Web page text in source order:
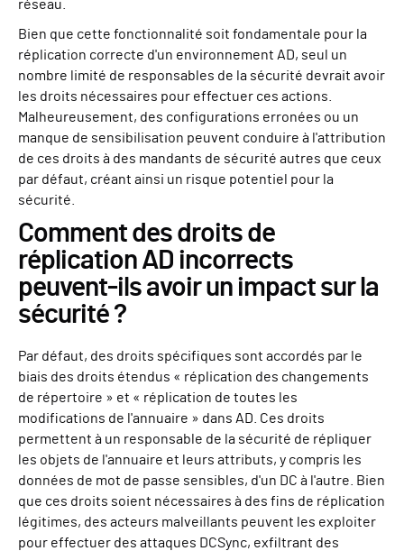
réseau.
Bien que cette fonctionnalité soit fondamentale pour la
réplication correcte d'un environnement AD, seul un
nombre limité de responsables de la sécurité devrait avoir
les droits nécessaires pour effectuer ces actions.
Malheureusement, des configurations erronées ou un
manque de sensibilisation peuvent conduire à l'attribution
de ces droits à des mandants de sécurité autres que ceux
par défaut, créant ainsi un risque potentiel pour la
sécurité.
Comment des droits de
réplication AD incorrects
peuvent-ils avoir un impact sur la
sécurité ?
Par défaut, des droits spécifiques sont accordés par le
biais des droits étendus « réplication des changements
de répertoire » et « réplication de toutes les
modifications de l'annuaire » dans AD. Ces droits
permettent à un responsable de la sécurité de répliquer
les objets de l'annuaire et leurs attributs, y compris les
données de mot de passe sensibles, d'un DC à l'autre. Bien
que ces droits soient nécessaires à des fins de réplication
légitimes, des acteurs malveillants peuvent les exploiter
pour effectuer des attaques DCSync, exfiltrant des